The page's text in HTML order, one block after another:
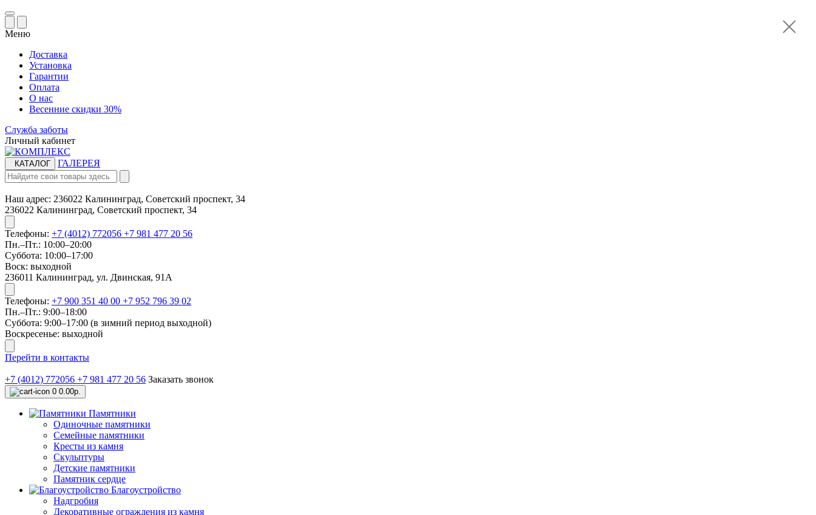
Меню
Доставка
Установка
Гарантии
Оплата
О нас
Весенние скидки 30%
Служба заботы
Личный кабинет
КАТАЛОГ ГАЛЕРЕЯ
Наш адрес: 236022 Калининград, Советский проспект, 34
236022 Калининград, Советский проспект, 34
Телефоны: +7 (4012) 772056 +7 981 477 20 56
Пн.–Пт.: 10:00–20:00​​
Суббота: 10:00–17:00
​Воск: выходной
236011 Калининград, ул. Двинская, 91А
Телефоны: +7 900 351 40 00 +7 952 796 39 02
Пн.–Пт.: 9:00–18:00​​
Суббота: 9:00–17:00 (в зимний период выходной)
​Воскресенье: выходной
Перейти в контакты
+7 (4012) 772056 +7 981 477 20 56 Заказать звонок
0 0.00р.
Памятники
Одиночные памятники
Семейные памятники
Кресты из камня
Скульптуры
Детские памятники
Памятник сердце
Благоустройство
Надгробия
Декоративные ограждения из камня